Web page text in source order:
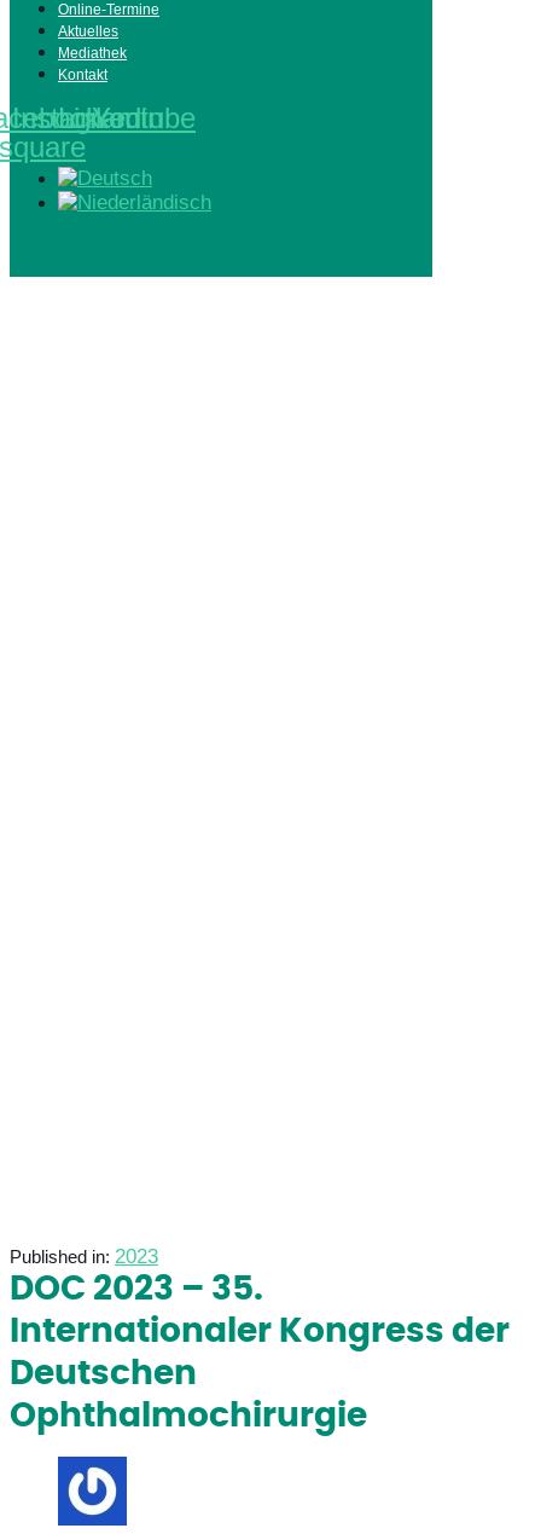
Online-Termine
Aktuelles
Mediathek
Kontakt
square
Instagram
Linkedin
Youtube
Published in: 2023
DOC 2023 – 35.
Internationaler Kongress der
Deutschen
Ophthalmochirurgie